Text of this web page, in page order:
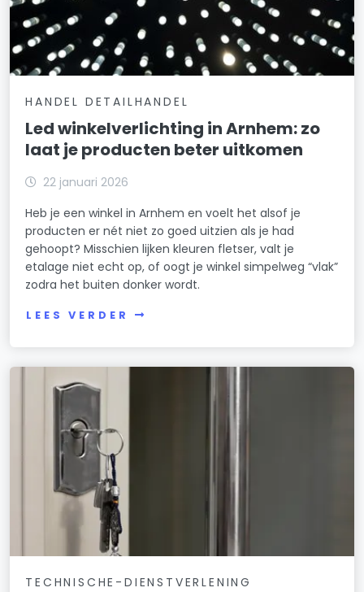
HANDEL DETAILHANDEL
Led winkelverlichting in Arnhem: zo
laat je producten beter uitkomen
22 januari 2026
Heb je een winkel in Arnhem en voelt het alsof je
producten er nét niet zo goed uitzien als je had
gehoopt? Misschien lijken kleuren fletser, valt je
etalage niet echt op, of oogt je winkel simpelweg “vlak”
zodra het buiten donker wordt.
LEES VERDER
TECHNISCHE-DIENSTVERLENING